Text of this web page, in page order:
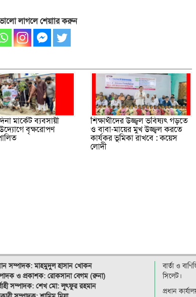
লাগলে শেয়াার করুন
মার্কেট ব্যবসায়ী
বৃক্ষরোপণ
শিক্ষার্থীদের উজ্জ্বল ভবিষ্যৎ গড়তে
ও বাবা-মায়ের মুখ উজ্জ্বল করতে
কার্যকর ভূমিকা রাখবে : কয়েস
লোদী
সম্পাদক: মাহমুদুল হাসান খোকন
ও প্রকাশক: রোকসানা বেগম (রুনা)
সম্পাদক: শেখ মো: লুৎফুর রহমান
বার্তা ও
সিলেট।
প্রধান